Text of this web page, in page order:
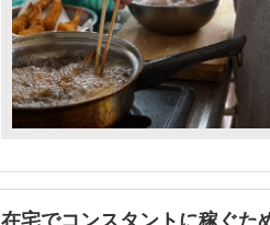
在宅でコンスタントに稼ぐた